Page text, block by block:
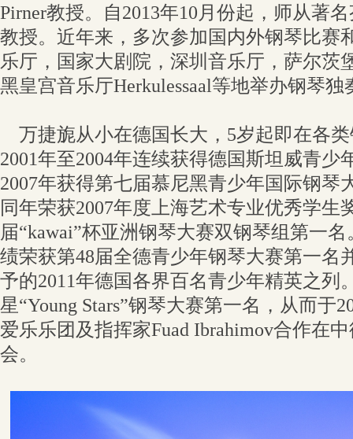
Pirner教授。自2013年10月份起，师从著
教授。近年来，多次参加国内外钢琴比赛
乐厅，国家大剧院，深圳音乐厅，萨尔茨
黑皇宫音乐厅Herkulessaal等地举办钢琴
万捷旎从小在德国长大，5岁起即在各
2001年至2004年连续获得德国斯坦威青少
2007年获得第七届慕尼黑青少年国际钢琴
同年荣获2007年度上海艺术专业优秀学生
届“kawai”杯亚洲钢琴大赛双钢琴组第一
绩荣获第48届全德青少年钢琴大赛第一名
予的2011年德国各界百名青少年精英之列
星“Young Stars”钢琴大赛第一名，从而于
爱乐乐团及指挥家Fuad Ibrahimov合作在
会。